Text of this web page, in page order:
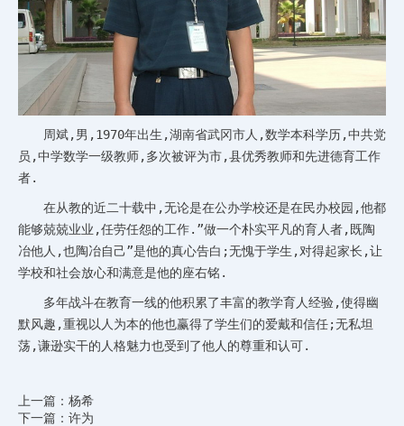
周斌,男,1970年出生,湖南省武冈市人,数学本科学历,中共党
员,中学数学一级教师,多次被评为市,县优秀教师和先进德育工作
者.
在从教的近二十载中,无论是在公办学校还是在民办校园,他都
能够兢兢业业,任劳任怨的工作.”做一个朴实平凡的育人者,既陶
冶他人,也陶冶自己”是他的真心告白;无愧于学生,对得起家长,让
学校和社会放心和满意是他的座右铭.
多年战斗在教育一线的他积累了丰富的教学育人经验,使得幽
默风趣,重视以人为本的他也赢得了学生们的爱戴和信任;无私坦
荡,谦逊实干的人格魅力也受到了他人的尊重和认可.
上一篇：杨希
下一篇：许为